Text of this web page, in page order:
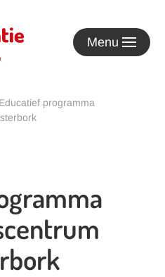
Menu
Educatief programma